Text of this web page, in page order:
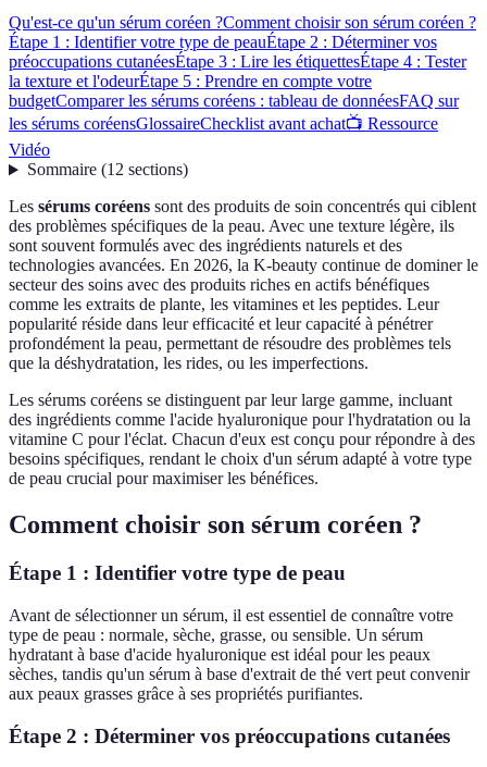
Qu'est-ce qu'un sérum coréen ?Comment choisir son sérum coréen ?
Étape 1 : Identifier votre type de peauÉtape 2 : Déterminer vos
préoccupations cutanéesÉtape 3 : Lire les étiquettesÉtape 4 : Tester
la texture et l'odeurÉtape 5 : Prendre en compte votre
budgetComparer les sérums coréens : tableau de donnéesFAQ sur
les sérums coréensGlossaireChecklist avant achat📺 Ressource
Vidéo
Sommaire(12 sections)
Les sérums coréens sont des produits de soin concentrés qui ciblent
des problèmes spécifiques de la peau. Avec une texture légère, ils
sont souvent formulés avec des ingrédients naturels et des
technologies avancées. En 2026, la K-beauty continue de dominer le
secteur des soins avec des produits riches en actifs bénéfiques
comme les extraits de plante, les vitamines et les peptides. Leur
popularité réside dans leur efficacité et leur capacité à pénétrer
profondément la peau, permettant de résoudre des problèmes tels
que la déshydratation, les rides, ou les imperfections.
Les sérums coréens se distinguent par leur large gamme, incluant
des ingrédients comme l'acide hyaluronique pour l'hydratation ou la
vitamine C pour l'éclat. Chacun d'eux est conçu pour répondre à des
besoins spécifiques, rendant le choix d'un sérum adapté à votre type
de peau crucial pour maximiser les bénéfices.
Comment choisir son sérum coréen ?
Étape 1 : Identifier votre type de peau
Avant de sélectionner un sérum, il est essentiel de connaître votre
type de peau : normale, sèche, grasse, ou sensible. Un sérum
hydratant à base d'acide hyaluronique est idéal pour les peaux
sèches, tandis qu'un sérum à base d'extrait de thé vert peut convenir
aux peaux grasses grâce à ses propriétés purifiantes.
Étape 2 : Déterminer vos préoccupations cutanées